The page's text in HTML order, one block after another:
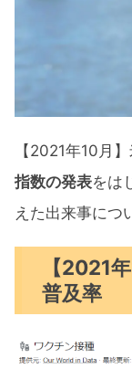
米国
【2021年
【2021
2021
2021
【2021年
【2021年10月
指数の発表をは
えた出来事につ
【2021
普及率